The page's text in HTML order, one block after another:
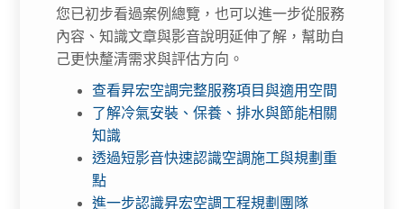
您已初步看過案例總覽，也可以進一步從服務
內容、知識文章與影音說明延伸了解，幫助自
己更快釐清需求與評估方向。
查看昇宏空調完整服務項目與適用空間
了解冷氣安裝、保養、排水與節能相關
知識
透過短影音快速認識空調施工與規劃重
點
進一步認識昇宏空調工程規劃團隊